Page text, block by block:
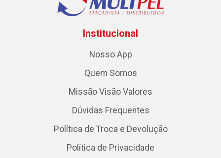
Institucional
Nosso App
Quem Somos
Missão Visão Valores
Dúvidas Frequentes
Política de Troca e Devolução
Política de Privacidade